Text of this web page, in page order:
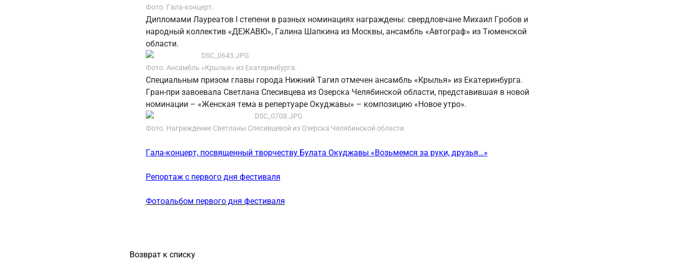
Фото. Гала-концерт.
Дипломами Лауреатов I степени в разных номинациях награждены: свердловчане Михаил Гробов и
народный коллектив «ДЕЖАВЮ», Галина Шапкина из Москвы, ансамбль «Автограф» из Тюменской
области.
Фото. Ансамбль «Крылья» из Екатеринбурга.
Специальным призом главы города Нижний Тагил отмечен ансамбль «Крылья» из Екатеринбурга.
Гран-при завоевала Светлана Спесивцева из Озерска Челябинской области, представившая в новой
номинации – «Женская тема в репертуаре Окуджавы» – композицию «Новое утро».
Фото. Награждение Светланы Спесивцевой из Озерска Челябинской области
Гала-концерт, посвященный творчеству Булата Окуджавы «Возьмемся за руки, друзья…»
Репортаж с первого дня фестиваля
Фотоальбом первого дня фестиваля
Возврат к списку